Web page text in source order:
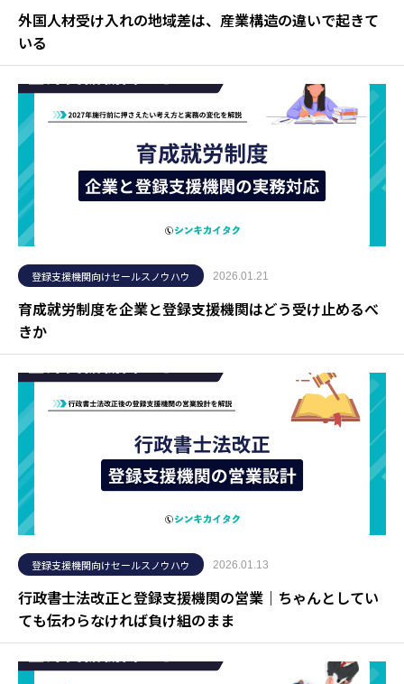
外国人材受け入れの地域差は、産業構造の違いで起きて
いる
登録支援機関向けセールスノウハウ 2026.01.21
育成就労制度を企業と登録支援機関はどう受け止めるべ
きか
登録支援機関向けセールスノウハウ 2026.01.13
行政書士法改正と登録支援機関の営業｜ちゃんとしてい
ても伝わらなければ負け組のまま